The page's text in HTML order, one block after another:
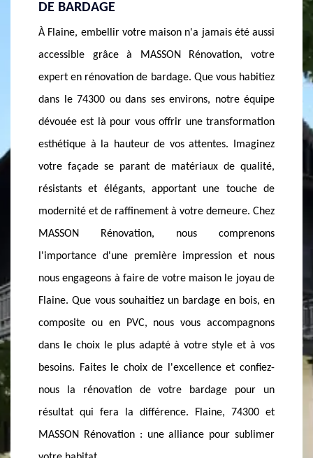
de
en
à vos
un
qualité est essentiel pour la longévité et
l'apparence de votre bâtiment. Chez MASSON
Rénovation, nous nous engageons à vous offrir des
solutions de rénovation de bardage en utilisant des
matériaux durables et respectueux de
l'environnement. Qu'il s'agisse de bois composite,
de fibres de ciment ou de métal recyclé, nous avons
à cœur de vous proposer des options qui défient le
temps et les éléments. Imaginez votre maison ou
votre entreprise à Flaine, resplendissant de
modernité et de robustesse, tout en respectant les
engagements écologiques. Faites confiance à
MASSON Rénovation pour transformer votre
bardage en un chef-d'œuvre de durabilité.
Ensemble, nous pouvons créer des façades qui non
seulement protègent, mais embellissent votre
espace de vie, tout en réduisant votre empreinte
carbone. N'attendez plus pour rénover et donner un
nouveau souffle à votre bâtiment avec des
mais
Enfin,